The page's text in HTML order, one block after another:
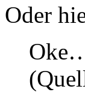
Oder